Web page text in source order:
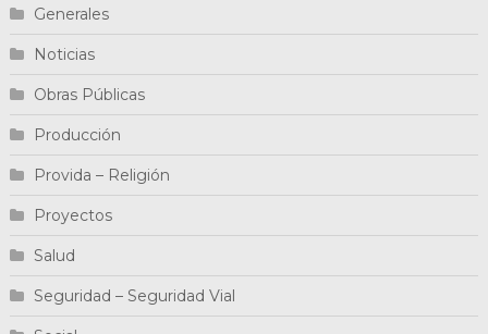
Generales
Noticias
Obras Públicas
Producción
Provida – Religión
Proyectos
Salud
Seguridad – Seguridad Vial